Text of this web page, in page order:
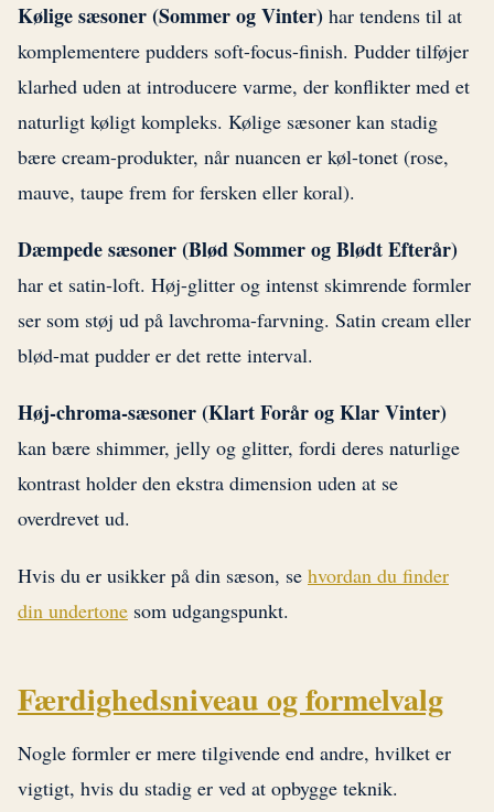
Kølige sæsoner (Sommer og Vinter) har tendens til at
komplementere pudders soft-focus-finish. Pudder tilføjer
klarhed uden at introducere varme, der konflikter med et
naturligt køligt kompleks. Kølige sæsoner kan stadig
bære cream-produkter, når nuancen er køl-tonet (rose,
mauve, taupe frem for fersken eller koral).
Dæmpede sæsoner (Blød Sommer og Blødt Efterår)
har et satin-loft. Høj-glitter og intenst skimrende formler
ser som støj ud på lavchroma-farvning. Satin cream eller
blød-mat pudder er det rette interval.
Høj-chroma-sæsoner (Klart Forår og Klar Vinter)
kan bære shimmer, jelly og glitter, fordi deres naturlige
kontrast holder den ekstra dimension uden at se
overdrevet ud.
Hvis du er usikker på din sæson, se hvordan du finder
din undertone som udgangspunkt.
Færdighedsniveau og formelvalg
Nogle formler er mere tilgivende end andre, hvilket er
vigtigt, hvis du stadig er ved at opbygge teknik.